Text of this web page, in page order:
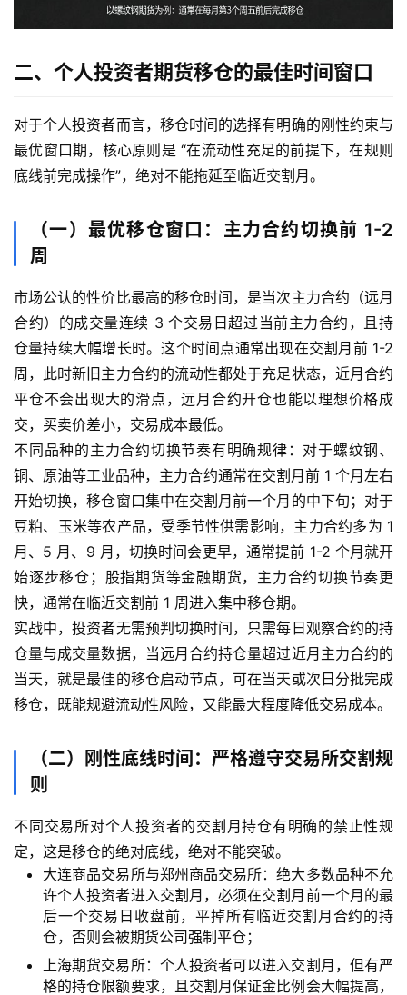
首
页
二、个人投资者期货移仓的最佳时间窗口
对于个人投资者而言，移仓时间的选择有明确的刚性约束与
最优窗口期，核心原则是 “在流动性充足的前提下，在规则
底线前完成操作”，绝对不能拖延至临近交割月。
（一）最优移仓窗口：主力合约切换前 1-2
周
市场公认的性价比最高的移仓时间，是当次主力合约（远月
合约）的成交量连续 3 个交易日超过当前主力合约，且持
仓量持续大幅增长时。这个时间点通常出现在交割月前 1-2
周，此时新旧主力合约的流动性都处于充足状态，近月合约
平仓不会出现大的滑点，远月合约开仓也能以理想价格成
交，买卖价差小，交易成本最低。
不同品种的主力合约切换节奏有明确规律：对于螺纹钢、
铜、原油等工业品种，主力合约通常在交割月前 1 个月左右
开始切换，移仓窗口集中在交割月前一个月的中下旬；对于
豆粕、玉米等农产品，受季节性供需影响，主力合约多为 1
月、5 月、9 月，切换时间会更早，通常提前 1-2 个月就开
始逐步移仓；股指期货等金融期货，主力合约切换节奏更
快，通常在临近交割前 1 周进入集中移仓期。
实战中，投资者无需预判切换时间，只需每日观察合约的持
仓量与成交量数据，当远月合约持仓量超过近月主力合约的
当天，就是最佳的移仓启动节点，可在当天或次日分批完成
移仓，既能规避流动性风险，又能最大程度降低交易成本。
（二）刚性底线时间：严格遵守交易所交割规
则
不同交易所对个人投资者的交割月持仓有明确的禁止性规
定，这是移仓的绝对底线，绝对不能突破。
大连商品交易所与郑州商品交易所：绝大多数品种不允
许个人投资者进入交割月，必须在交割月前一个月的最
后一个交易日收盘前，平掉所有临近交割月合约的持
仓，否则会被期货公司强制平仓；
上海期货交易所：个人投资者可以进入交割月，但有严
格的持仓限额要求，且交割月保证金比例会大幅提高，